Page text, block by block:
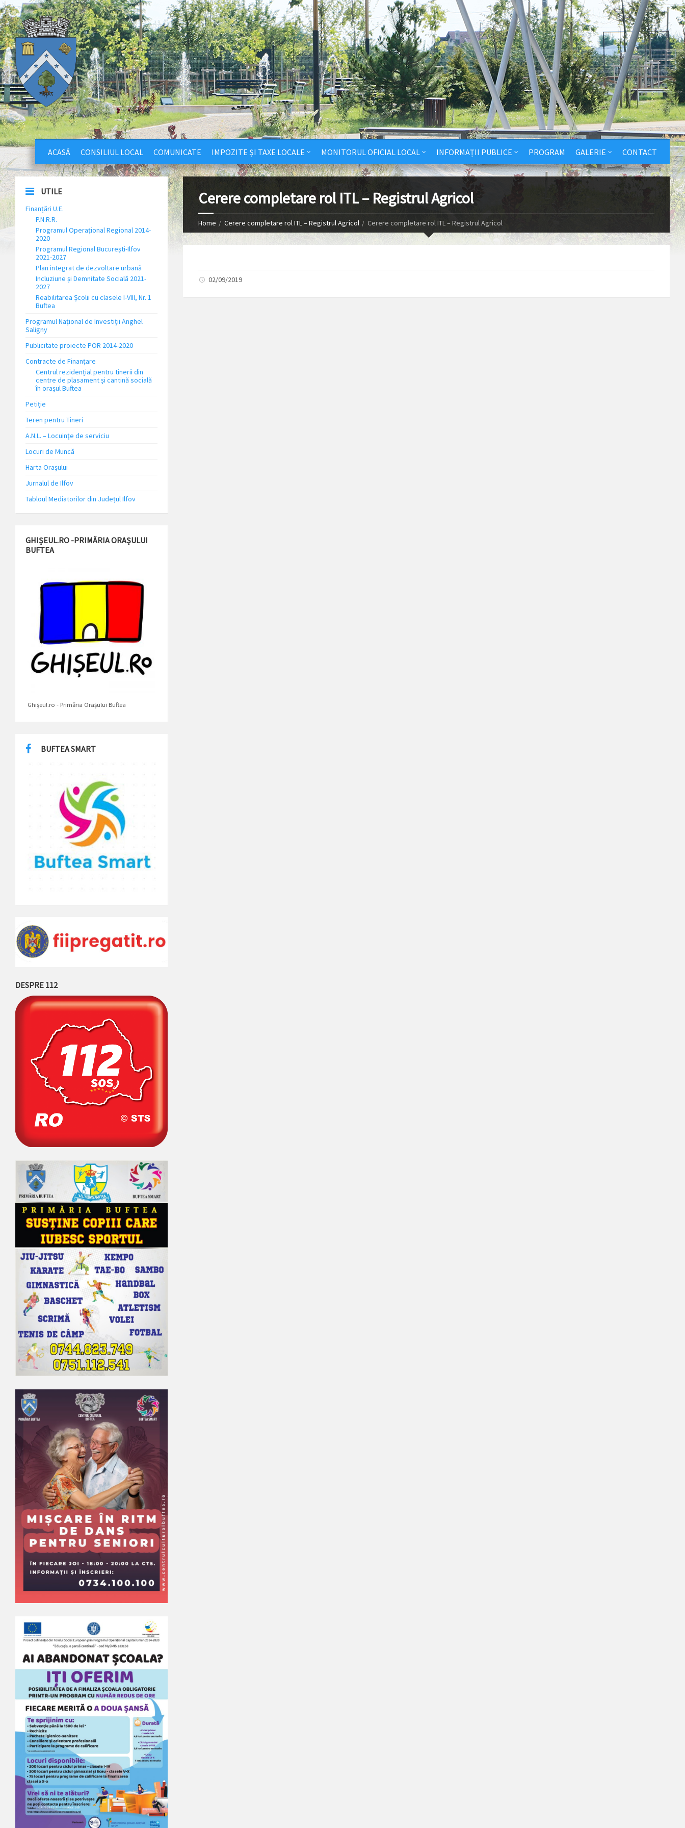
ACASĂ CONSILIUL LOCAL COMUNICATE IMPOZITE ȘI TAXE LOCALE MONITORUL OFICIAL LOCAL INFORMAȚII PUBLICE PROGRAM GALERIE CONTACT
Cerere completare rol ITL – Registrul Agricol
Home Cerere completare rol ITL – Registrul Agricol Cerere completare rol ITL – Registrul Agricol
02/09/2019
UTILE
Finanțări U.E.
P.N.R.R.
Programul Operațional Regional 2014-
2020
Programul Regional București-Ilfov
2021-2027
Plan integrat de dezvoltare urbană
Incluziune și Demnitate Socială 2021-
2027
Reabilitarea Școlii cu clasele I-VIII, Nr. 1
Buftea
Programul Național de Investiții Anghel
Saligny
Publicitate proiecte POR 2014-2020
Contracte de Finanțare
Centrul rezidențial pentru tinerii din
centre de plasament și cantină socială
în orașul Buftea
Petiție
Teren pentru Tineri
A.N.L. – Locuinţe de serviciu
Locuri de Muncă
Harta Orașului
Jurnalul de Ilfov
Tabloul Mediatorilor din Județul Ilfov
GHIȘEUL.RO -PRIMĂRIA ORAȘULUI
BUFTEA
Ghișeul.ro - Primăria Orașului Buftea
BUFTEA SMART
DESPRE 112